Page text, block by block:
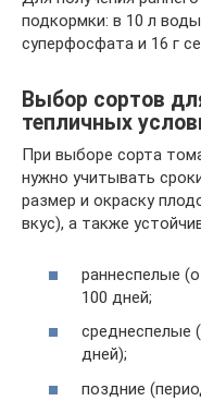
подкормки: в 10 л
суперфосфата и 16 г
Выбор сортов
тепличных
При выборе сорта
нужно учитывать
размер и окраску
вкус), а также
раннеспелые
100 дней;
среднеспелые
дней);
поздние